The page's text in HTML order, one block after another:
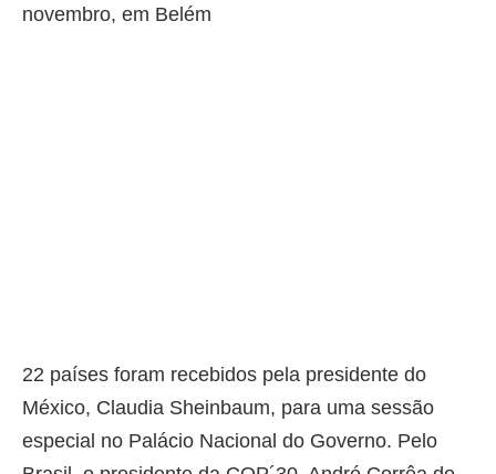
novembro, em Belém
22 países foram recebidos pela presidente do
México, Claudia Sheinbaum, para uma sessão
especial no Palácio Nacional do Governo. Pelo